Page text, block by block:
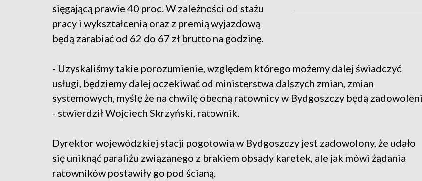
sięgającą prawie 40 proc. W zależności od stażu
pracy i wykształcenia oraz z premią wyjazdową
będą zarabiać od 62 do 67 zł brutto na godzinę.
- Uzyskaliśmy takie porozumienie, względem którego możemy dalej świadczyć
usługi, będziemy dalej oczekiwać od ministerstwa dalszych zmian, zmian
systemowych, myślę że na chwilę obecną ratownicy w Bydgoszczy będą zadowoleni
- stwierdził Wojciech Skrzyński, ratownik.
Dyrektor wojewódzkiej stacji pogotowia w Bydgoszczy jest zadowolony, że udało
się uniknąć paraliżu związanego z brakiem obsady karetek, ale jak mówi żądania
ratowników postawiły go pod ścianą.